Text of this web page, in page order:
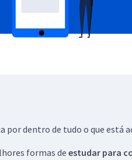
por dentro de tudo o que está
formas deestudar para